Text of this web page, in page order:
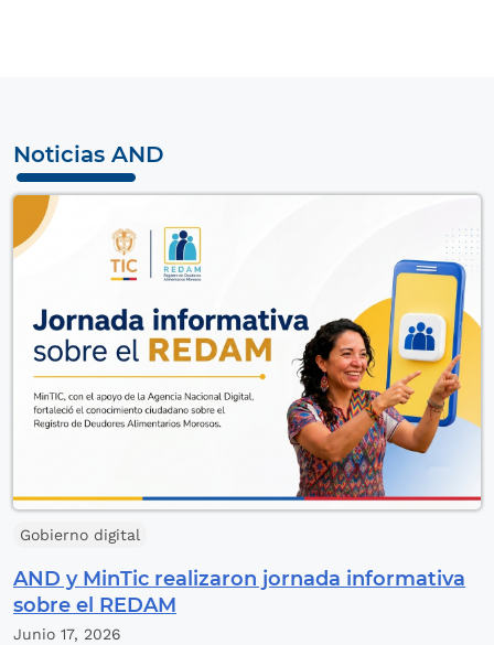
Noticias AND
Gobierno digital
AND y MinTic realizaron jornada informativa
sobre el REDAM
Junio 17, 2026